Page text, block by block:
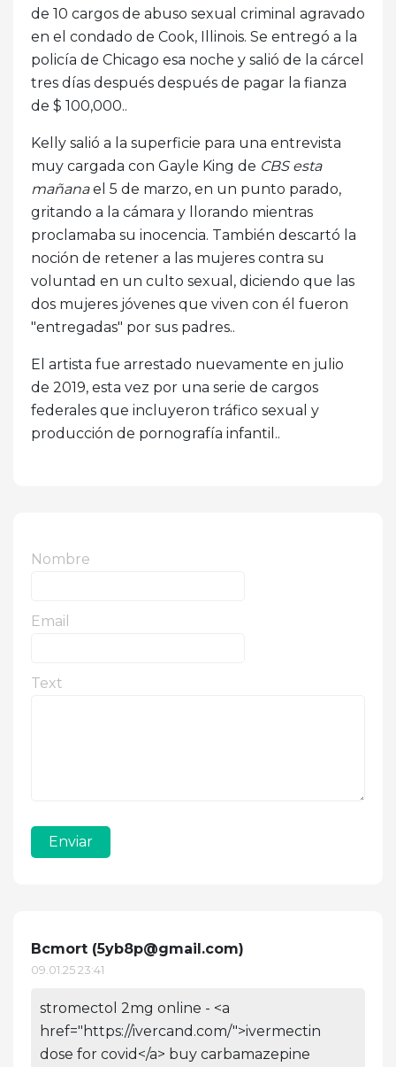
de 10 cargos de abuso sexual criminal agravado
en el condado de Cook, Illinois. Se entregó a la
policía de Chicago esa noche y salió de la cárcel
tres días después después de pagar la fianza
de $ 100,000..
Kelly salió a la superficie para una entrevista
muy cargada con Gayle King de CBS esta
mañanael 5 de marzo, en un punto parado,
gritando a la cámara y llorando mientras
proclamaba su inocencia. También descartó la
noción de retener a las mujeres contra su
voluntad en un culto sexual, diciendo que las
dos mujeres jóvenes que viven con él fueron
"entregadas" por sus padres..
El artista fue arrestado nuevamente en julio
de 2019, esta vez por una serie de cargos
federales que incluyeron tráfico sexual y
producción de pornografía infantil..
Nombre
Email
Text
Enviar
Bcmort (5yb8p@gmail.com)
09.01.25 23:41
stromectol 2mg online - <a
href="https://ivercand.com/">ivermectin
dose for covid</a> buy carbamazepine